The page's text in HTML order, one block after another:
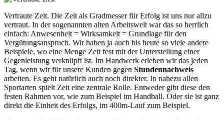
Vertraute Zeit. Die Zeit als Gradmesser für Erfolg ist uns nur allzu
vertraut. In der sogenannten alten Arbeitswelt war das so herrlich
einfach: Anwesenheit = Wirksamkeit = Grundlage für den
Vergütungsanspruch. Wir haben ja auch bis heute so viele andere
Beispiele, wo eine Menge Zeit fest mit der Unterstellung einer
Gegenleistung verknüpft ist. Im Handwerk erleben wir das jeden
Tag, wenn wir für unsere Kunden gegen Stundennachweis
arbeiten. Es geht natürlich auch noch direkter. In nahezu allen
Sportarten spielt Zeit eine zentrale Rolle. Entweder gibt diese den
festen Rahmen vor, wie zum Beispiel im Handball. Oder sie ist ganz
direkt die Einheit des Erfolgs, im 400m-Lauf zum Beispiel.